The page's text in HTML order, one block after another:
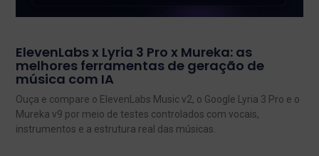
ElevenLabs x Lyria 3 Pro x Mureka: as
melhores ferramentas de geração de
música com IA
Ouça e compare o ElevenLabs Music v2, o Google Lyria 3 Pro e o
Mureka v9 por meio de testes controlados com vocais,
instrumentos e a estrutura real das músicas.